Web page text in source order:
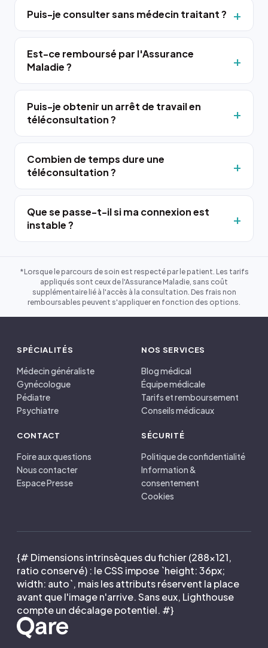
Puis-je consulter sans médecin traitant ?
Est-ce remboursé par l'Assurance
Maladie ?
Puis-je obtenir un arrêt de travail en
téléconsultation ?
Combien de temps dure une
téléconsultation ?
Que se passe-t-il si ma connexion est
instable ?
*Lorsque le parcours de soin est respecté par le patient. Les tarifs
appliqués sont ceux de l'Assurance Maladie, sans coût
supplémentaire lié à l'accès à la consultation. Des frais non
remboursables peuvent s'appliquer en fonction des options.
SPÉCIALITÉS
Médecin généraliste
Gynécologue
Pédiatre
Psychiatre
NOS SERVICES
Blog médical
Équipe médicale
Tarifs et remboursement
Conseils médicaux
CONTACT
Foire aux questions
Nous contacter
Espace Presse
SÉCURITÉ
Politique de confidentialité
Information &
consentement
Cookies
{# Dimensions intrinsèques du fichier (288×121,
ratio conservé) : le CSS impose `height: 36px;
width: auto`, mais les attributs réservent la place
avant que l'image n'arrive. Sans eux, Lighthouse
compte un décalage potentiel. #}